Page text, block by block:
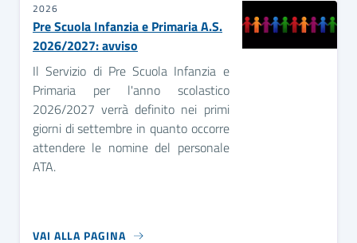
2026
Pre Scuola Infanzia e Primaria A.S.
2026/2027: avviso
Il Servizio di Pre Scuola Infanzia e
Primaria per l'anno scolastico
2026/2027 verrà definito nei primi
giorni di settembre in quanto occorre
attendere le nomine del personale
ATA.
VAI ALLA PAGINA